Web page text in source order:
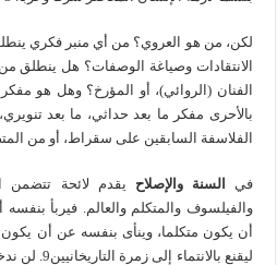
لكن، من هو العروي؟ من أي منبر فكري
الانتقادات وصياغة الوصفات؟ هل ينطلق
الفنان (الروائي)، أو المؤرخ؟ وهل هو
بالأحرى مفكر ما بعد حداثي، ما بعد
الفلاسفة السابقين على سقراط، أو من
في السنة والإصلاح يقدم لائحة تتضمن
والفيلسوف والمتكلم والعالم. فيربأ
ليقنع